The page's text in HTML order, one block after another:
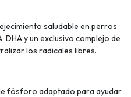
saludable en perros
DHA y un exclusivo complejo de
los radicales libres.
fósforo adaptado para ayudar